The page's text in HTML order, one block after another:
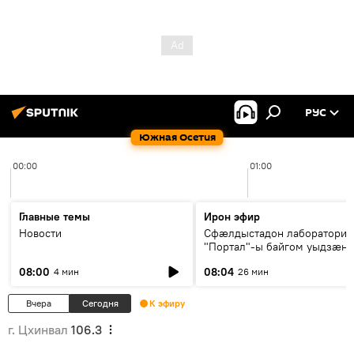
Южная Осетия
РУС
00:00 01:00
Главные темы
Новости
08:00 4 мин
Ирон эфир
Сфæлдыстадон лаборатори
"Портал"-ы байгом уыдзæн
Æхсары куыстыты равдыст
08:04 26 мин
Вчера Сегодня К эфиру
г. Цхинвал 106.3